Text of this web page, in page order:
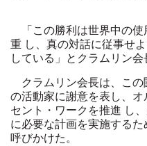
「この勝利は世界中の使
重 し、真の対話に従事せ
している」とクラムリン会
クラムリン会長は、こ
の活動家に謝意を表し、
セント・ワークを推進 し
に必要な計画を実施する
呼びかけた。